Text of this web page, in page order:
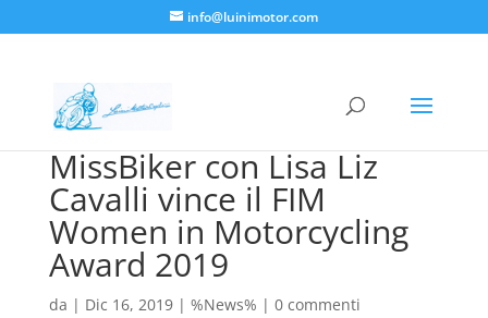
info@luinimotor.com
MissBiker con Lisa Liz
Cavalli vince il FIM
Women in Motorcycling
Award 2019
da | Dic 16, 2019| %News% | 0 commenti